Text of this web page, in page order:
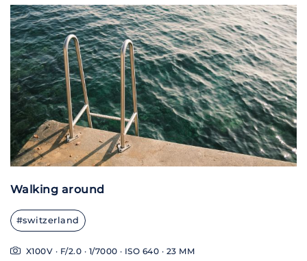
X100V · F/4.0 · 1/2900 · ISO 640 · 23 MM
Walking around
#switzerland
X100V · F/2.0 · 1/7000 · ISO 640 · 23 MM